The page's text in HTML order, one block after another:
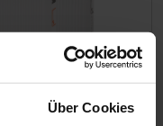
Über Cookies